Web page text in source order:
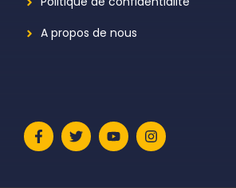
A propos de nous